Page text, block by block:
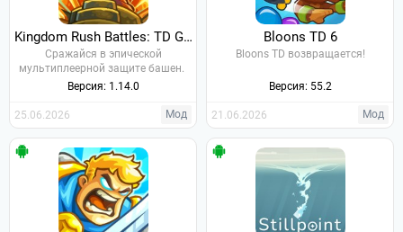
Kingdom Rush Battles: TD Game
Сражайся в эпической
мультиплеерной защите башен.
Версия: 1.14.0
25.06.2026 Мод
Bloons TD 6
Bloons TD возвращается!
Версия: 55.2
21.06.2026 Мод